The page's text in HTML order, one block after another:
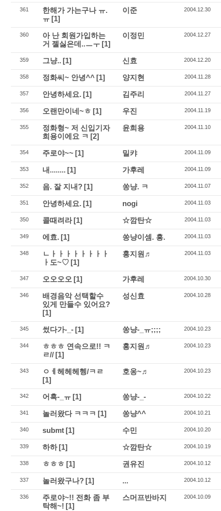
361
한해가 가는구나 ㅠ.
ㅠ [1]
이준 2004.12.30
360
아 난 회원가입하는
거 젤싫은데..ㅡㅜ [1]
이정민 2004.12.27
359 그냥.. [1] 신효 2004.12.20
358 정화씨~ 안녕^^ [1] 양지현 2004.11.28
357 안녕하세요. [1] 김주리 2004.11.27
356 오랜만이네~ㅎ [1] 우진 2004.11.19
355
정화형~ 저 신입기자
희용이에요 ㅋ [2]
윤희용 2004.11.10
354 주로야~~ [1] 밀캬 2004.11.09
353 내........ [1] 가후레 2004.11.09
352 음. 잘 지내? [1] 쏭냥. ㅋ 2004.11.07
351 안녕하세요. [1] nogi 2004.11.03
350 콜때려라[1] ☆깜탄☆ 2004.11.03
349 에효. [1] 쏭냥이셈. 흥. 2004.11.03
348
ㄴㅏㅏㅏㅏㅏㅏㅏㅏ
ㅏ도~♡ [1]
홍지원♬ 2004.11.03
347 오오오오 [1] 가후레 2004.10.30
346
배경음악 선택할수
있게 만들수 있어요?
[1]
성신효 2004.10.28
345 썼다가-_- [1] 쏭냥-_ㅠ;;;; 2004.10.23
344
ㅎㅎㅎ 연속으로!! ㅋ
ㄹ// [1]
홍지원♬ 2004.10.23
343
ㅇㅔ헤헤헤헹/ㅋㄹ
[1]
호옹~♬ 2004.10.23
342 어흑-_ㅠ [1] 쏭냥-_- 2004.10.22
341 놀러왔다 ㅋㅋㅋ [1] 쏭냥^^ 2004.10.21
340 submt [1] 수민 2004.10.20
339 하하[1] ☆깜탄☆ 2004.10.19
338 ㅎㅎㅎ [1] 권유진 2004.10.12
337 놀러왔구나? [1] ... 2004.10.12
336
주로야~!! 전화 좀 부
탁해~! [1]
스머프반바지 2004.10.09